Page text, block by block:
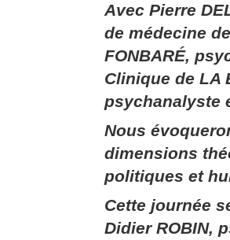
Avec Pierre
de médecine
FONBARÉ,
Clinique de LA
psychanalyste
Nous
dimensions
politiques et
Cette journée
Didier ROBIN,